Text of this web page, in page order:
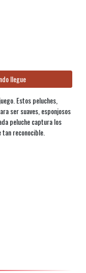
llegue
Estos peluches,
ser suaves, esponjosos
peluche captura los
reconocible.